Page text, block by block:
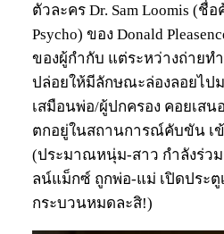
ตัวละคร Dr. Sam Loomis (
Psycho) ของ Donald
ของผู้กำกับ แต่ระหว่างถ่ายท
ปล่อยให้มีลักษณะล่องลอยไป
เสมือนพ่อ/ผู้ปกครอง คอยเสน
ตกอยู่ในสถานการณ์คับขัน เ
(ประมาณหนุ่ม-สาว กำลังร่วม
ลน์แม็กซ์ ถูกพ่อ-แม่ เปิดประตู
กระบวนหมดละสิ!)